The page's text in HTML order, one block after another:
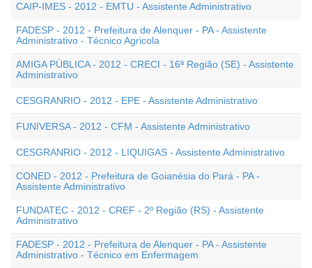
CAIP-IMES - 2012 - EMTU - Assistente Administrativo
FADESP - 2012 - Prefeitura de Alenquer - PA - Assistente
Administrativo - Técnico Agricola
AMIGA PÚBLICA - 2012 - CRECI - 16ª Região (SE) - Assistente
Administrativo
CESGRANRIO - 2012 - EPE - Assistente Administrativo
FUNIVERSA - 2012 - CFM - Assistente Administrativo
CESGRANRIO - 2012 - LIQUIGAS - Assistente Administrativo
CONED - 2012 - Prefeitura de Goianésia do Pará - PA -
Assistente Administrativo
FUNDATEC - 2012 - CREF - 2º Região (RS) - Assistente
Administrativo
FADESP - 2012 - Prefeitura de Alenquer - PA - Assistente
Administrativo - Técnico em Enfermagem